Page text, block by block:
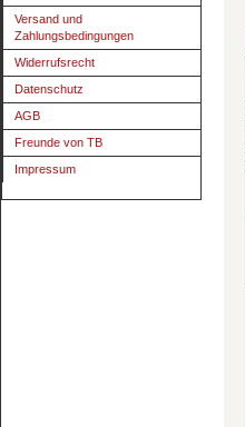
Versand und
Zahlungsbedingungen
Widerrufsrecht
Datenschutz
AGB
Freunde von TB
Impressum